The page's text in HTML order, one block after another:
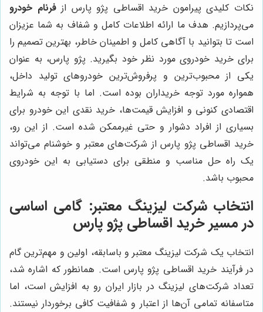
نکات کلیدی پیرامون خرید اقساطی پژو پارس ازفرنام خودرو
می‌پردازیم. هدف ما ارائه اطلاعات کامل و شفاف به شما عزیزان
است تا بتوانید با آگاهی کامل و اطمینان خاطر، بهترین تصمیم را
برای خرید خودروی مورد نظر خود بگیرید. پژو پارس، به عنوان
یکی از محبوب‌ترین و پرفروش‌ترین خودروهای تولید داخل،
همواره مورد توجه خریداران بوده است. اما با توجه به شرایط
اقتصادی کنونی و افزایش قیمت‌ها، خرید نقدی این خودرو برای
بسیاری از افراد دشوار و حتی غیرممکن شده است. از این رو،
خرید اقساطی پژو پارس از شرکت‌های معتبر و خوشنام می‌تواند
یک راه حل مناسب و منطقی برای دستیابی به این خودروی
محبوب باشد.
انتخاب شرکت لیزینگ معتبر: گامی اساسی
در مسیر خرید اقساطی پژو پارس
انتخاب یک شرکت لیزینگ معتبر و باسابقه، اولین و مهم‌ترین گام
در فرآیند خرید اقساطی پژو پارس است. همانطور که اشاره شد،
تعداد شرکت‌های لیزینگ در بازار ایران رو به افزایش است، اما
متاسفانه تمامی آن‌ها از اعتبار و شفافیت کافی برخوردار نیستند.